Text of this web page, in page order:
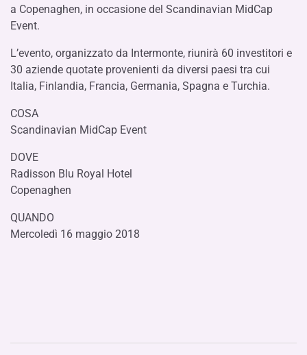
a Copenaghen, in occasione del Scandinavian MidCap
Event.
L’evento, organizzato da Intermonte, riunirà 60 investitori e
30 aziende quotate provenienti da diversi paesi tra cui
Italia, Finlandia, Francia, Germania, Spagna e Turchia.
COSA
Scandinavian MidCap Event
DOVE
Radisson Blu Royal Hotel
Copenaghen
QUANDO
Mercoledì 16 maggio 2018